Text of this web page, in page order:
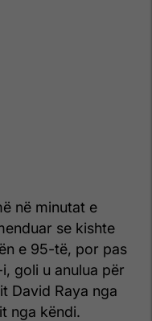
në minutat e
se kishte
e 95-të, por pas
goli u anulua për
David Raya nga
nga këndi.